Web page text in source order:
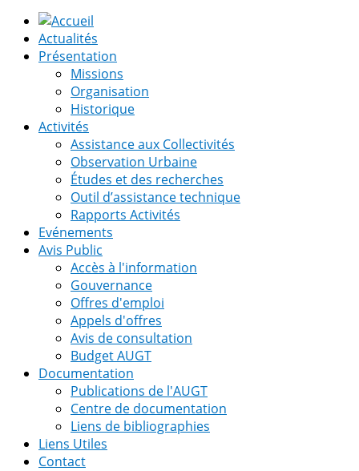
Actualités
Présentation
Missions
Organisation
Historique
Activités
Assistance aux Collectivités
Observation Urbaine
Études et des recherches
Outil d’assistance technique
Rapports Activités
Evénements
Avis Public
Accès à l'information
Gouvernance
Offres d'emploi
Appels d'offres
Avis de consultation
Budget AUGT
Documentation
Publications de l'AUGT
Centre de documentation
Liens de bibliographies
Liens Utiles
Contact